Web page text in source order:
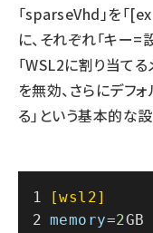
「sparseVhd」を「
に、それぞれ「キー=
「WSL2に割り当て
を無効、さらにデフ
る」という基本的な
[wsl2]
memory=2GB